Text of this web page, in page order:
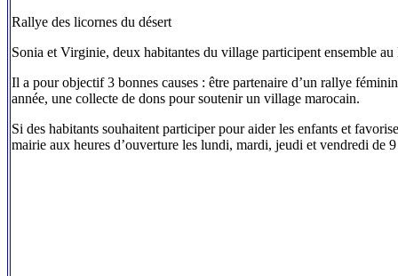
Rallye des licornes du désert
Sonia et Virginie, deux habitantes du village participent ensemble
Il a pour objectif 3 bonnes causes : être partenaire d’un rallye
année, une collecte de dons pour soutenir un village marocain.
Si des habitants souhaitent participer pour aider les enfants et
mairie aux heures d’ouverture les lundi, mardi, jeudi et vendredi de